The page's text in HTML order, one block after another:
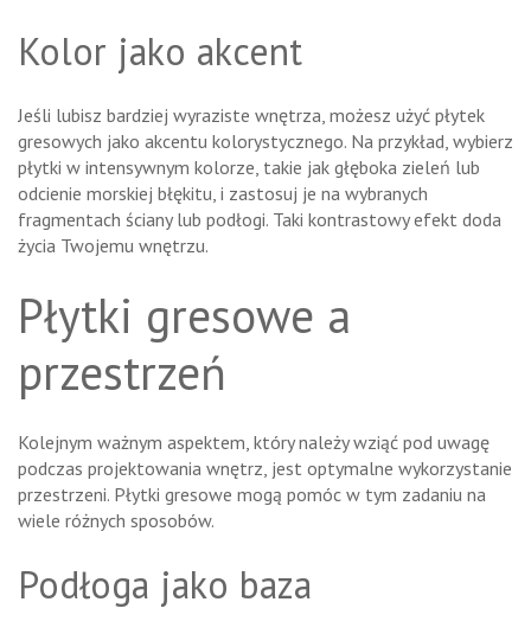
Kolor jako akcent
Jeśli lubisz bardziej wyraziste wnętrza, możesz użyć płytek
gresowych jako akcentu kolorystycznego. Na przykład, wybierz
płytki w intensywnym kolorze, takie jak głęboka zieleń lub
odcienie morskiej błękitu, i zastosuj je na wybranych
fragmentach ściany lub podłogi. Taki kontrastowy efekt doda
życia Twojemu wnętrzu.
Płytki gresowe a
przestrzeń
Kolejnym ważnym aspektem, który należy wziąć pod uwagę
podczas projektowania wnętrz, jest optymalne wykorzystanie
przestrzeni. Płytki gresowe mogą pomóc w tym zadaniu na
wiele różnych sposobów.
Podłoga jako baza